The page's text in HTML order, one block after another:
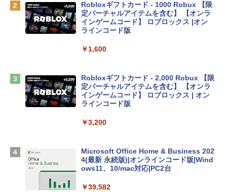
tomtoc 360°保護 15.6 16インチ パソコ
ンケース Dell NEC Lavie ASUS HP dyna
Apple 2026 MacBook Air M5チップ搭載
13インチノートブック：AIとApple Intell
igence、13.6インチLiquid Retinaディ
TB SSDストレージ、12MPセンターフレ
￥278,800
【Amazon.co.jp限定】 HP ノートパソコ
Robloxギフトカード - 1000 Robux 【限
定バーチャルアイテムを含む】 【オンラ
インゲームコード】 ロブロックス |オン
ラインコード版
￥1,600
Robloxギフトカード - 2,000 Robux 【限
定バーチャルアイテムを含む】 【オンラ
インゲームコード】 ロブロックス | オン
ラインコード版
￥3,200
Microsoft Office Home & Business 202
4(最新 永続版)|オンラインコード版|Wind
ows11、10/mac対応|PC2台
￥39,582